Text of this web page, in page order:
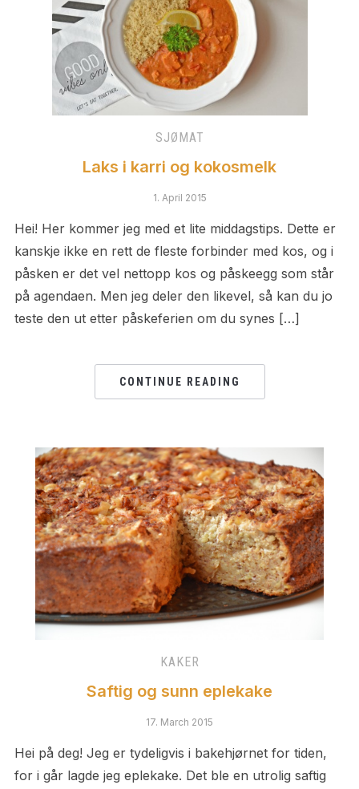
SJØMAT
Laks i karri og kokosmelk
1. April 2015
Hei! Her kommer jeg med et lite middagstips. Dette er
kanskje ikke en rett de fleste forbinder med kos, og i
påsken er det vel nettopp kos og påskeegg som står
på agendaen. Men jeg deler den likevel, så kan du jo
teste den ut etter påskeferien om du synes […]
CONTINUE READING
KAKER
Saftig og sunn eplekake
17. March 2015
Hei på deg! Jeg er tydeligvis i bakehjørnet for tiden,
for i går lagde jeg eplekake. Det ble en utrolig saftig